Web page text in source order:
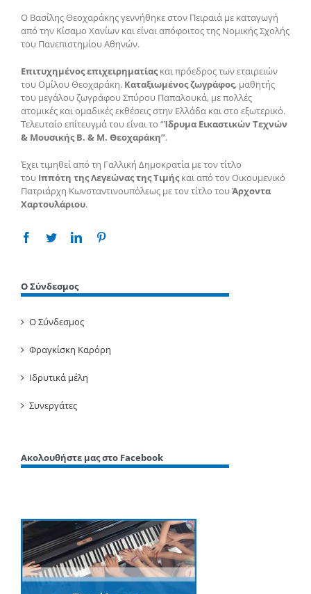
Ο Βασίλης Θεοχαράκης γεννήθηκε στον Πειραιά με καταγωγή
από την Κίσαμο Χανίων και είναι απόφοιτος της Νομικής Σχολής
του Πανεπιστημίου Αθηνών.
Επιτυχημένος επιχειρηματίαςκαι πρόεδρος των εταιρειών
του Ομίλου Θεοχαράκη. Καταξιωμένος ζωγράφος, μαθητής
του μεγάλου ζωγράφου Σπύρου Παπαλουκά, με πολλές
ατομικές και ομαδικές εκθέσεις στην Ελλάδα και στο εξωτερικό.
Τελευταίο επίτευγμά του είναι το “Ίδρυμα Εικαστικών Τεχνών
& Μουσικής Β. & Μ. Θεοχαράκη”.
Έχει τιμηθεί από τη Γαλλική Δημοκρατία με τον τίτλο
του Ιππότη της Λεγεώνας της Τιμήςκαι από τον Οικουμενικό
Πατριάρχη Κωνσταντινουπόλεως με τον τίτλο τουΆρχοντα
Χαρτουλάριου.
Facebook
TwitterLinkedin
Ο Σύνδεσμος
Ο Σύνδεσμος
Φραγκίσκη Καρόρη
Ιδρυτικά μέλη
Συνεργάτες
Ακολουθήστε μας στο Facebook